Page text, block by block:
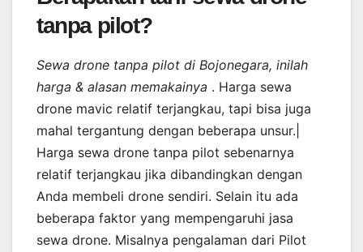
tanpa pilot?
Sewa drone tanpa pilot di Bojonegara, inilah
harga & alasan memakainya . Harga sewa
drone mavic relatif terjangkau, tapi bisa juga
mahal tergantung dengan beberapa unsur.|
Harga sewa drone tanpa pilot sebenarnya
relatif terjangkau jika dibandingkan dengan
Anda membeli drone sendiri. Selain itu ada
beberapa faktor yang mempengaruhi jasa
sewa drone. Misalnya pengalaman dari Pilot